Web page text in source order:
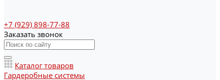
+7 (929) 898-77-88
Заказать звонок
Каталог товаров
Гардеробные системы